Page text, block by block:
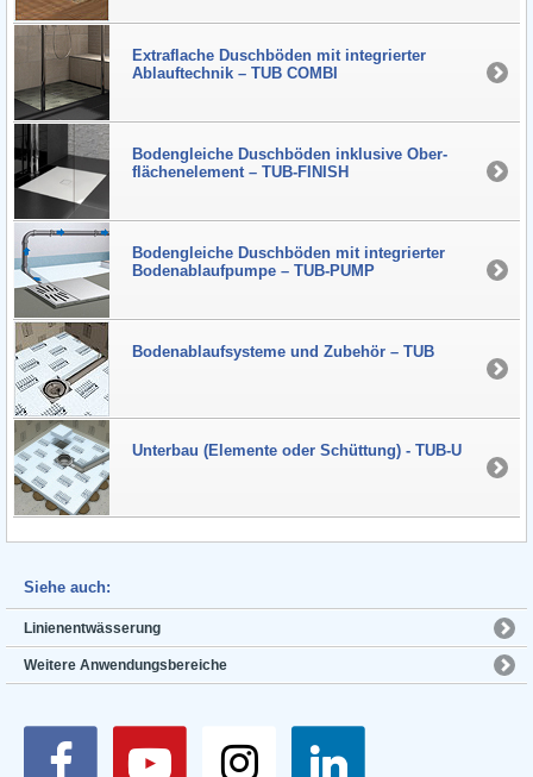
Extra­flache Dusch­böden mit inte­grierter
Ablauf­technik – TUB COMBI
Boden­gleiche Dusch­böden in­klu­sive Ober­
flächen­ele­ment – TUB-FINISH
Boden­gleiche Dusch­böden mit integrierter
Bodenablaufpumpe – TUB-PUMP
Boden­ablauf­systeme und Zubehör – TUB
Unterbau (Elemente oder Schüttung) - TUB-U
Siehe auch:
Linienentwässerung
Weitere Anwendungsbereiche